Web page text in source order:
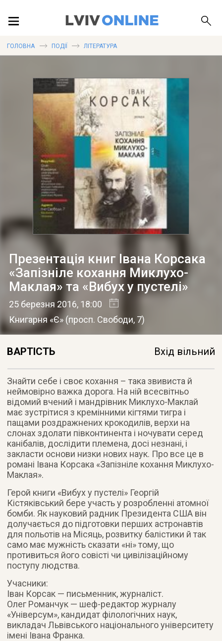
ПУБЛІКАЦІЇ
ДОВІДКА
ГОЛОВНА ПОДІЇ ЛІТЕРАТУРА
Презентація книг Івана Корсака
«Запізніле кохання Миклухо-
Маклая» та «Вибух у пустелі»
25 березня 2016, 18:00
Книгарня «Є» (просп. Свободи, 7)
ВАРТІСТЬ Вхід вільний
Знайти себе і своє кохання – така звивиста й
неймовірно важка дорога. На ній всесвітньо
відомий вчений і мандрівник Миклухо-Маклай
має зустрітися з кремінними кігтями тигра і
пащами роздражнених крокодилів, верхи на
слонах здолати півконтинента і ночувати серед
канібалів, дослідити племена, досі незнані, і
закласти основи низки нових наук. Про все це в
романі Івана Корсака «Запізніле кохання Миклухо-
Маклая».
Герой книги «Вибух у пустелі» Георгій
Кістяківський бере участь у розробленні атомної
бомби. Як науковий радник Президента США він
долучається до підготовки перших астронавтів
для польотів на Місяць, розвитку балістики й так
само має мужність сказати «ні» тому, що
противиться його совісті чи цивілізаційному
поступу людства.
Учасники:
Іван Корсак — письменник, журналіст.
Олег Романчук — шеф-редактор журналу
«Універсум», кандидат філологічних наук,
викладач Львівського національного університету
імені Івана Франка.